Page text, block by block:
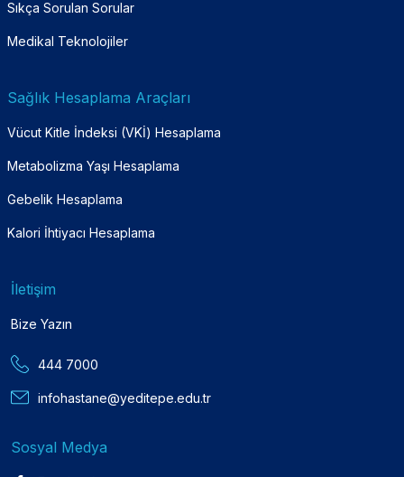
Sıkça Sorulan Sorular
Medikal Teknolojiler
Sağlık Hesaplama Araçları
Vücut Kitle İndeksi (VKİ) Hesaplama
Metabolizma Yaşı Hesaplama
Gebelik Hesaplama
Kalori İhtiyacı Hesaplama
İletişim
Bize Yazın
444 7000
infohastane@yeditepe.edu.tr
Sosyal Medya